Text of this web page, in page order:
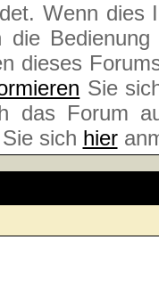
Wenn
dieses
Sie
das Forum
sich hier